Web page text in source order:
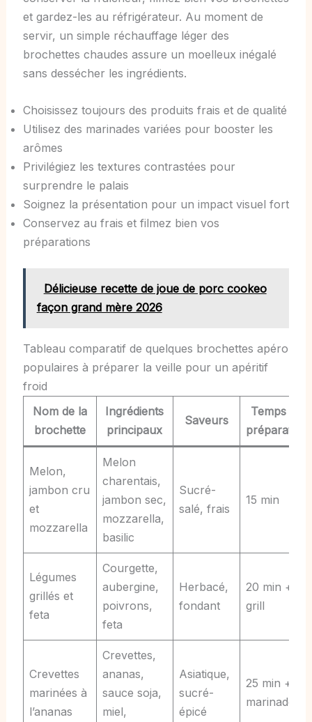
et gardez-les au réfrigérateur. Au moment de
servir, un simple réchauffage léger des
brochettes chaudes assure un moelleux inégalé
sans dessécher les ingrédients.
Choisissez toujours des produits frais et de qualité
Utilisez des marinades variées pour booster les
arômes
Privilégiez les textures contrastées pour
surprendre le palais
Soignez la présentation pour un impact visuel fort
Conservez au frais et filmez bien vos
préparations
Délicieuse recette de joue de porc cookeo
façon grand mère 2026
Tableau comparatif de quelques brochettes apéro
populaires à préparer la veille pour un apéritif
froid
Nom de la
brochette
Ingrédients
principaux
Saveurs
Temps de
préparation
Melon,
jambon cru
et
mozzarella
Melon
charentais,
jambon sec,
mozzarella,
basilic
Sucré-
salé, frais
15 min
Légumes
grillés et
feta
Courgette,
aubergine,
poivrons,
feta
Herbacé,
fondant
20 min +
grill
Crevettes
marinées à
l’ananas
Crevettes,
ananas,
sauce soja,
miel,
Asiatique,
sucré-
épicé
25 min +
marinade